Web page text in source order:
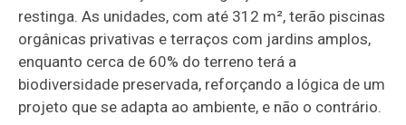
restinga. As unidades, com até 312 m², terão piscinas
orgânicas privativas e terraços com jardins amplos,
enquanto cerca de 60% do terreno terá a
biodiversidade preservada, reforçando a lógica de um
projeto que se adapta ao ambiente, e não o contrário.